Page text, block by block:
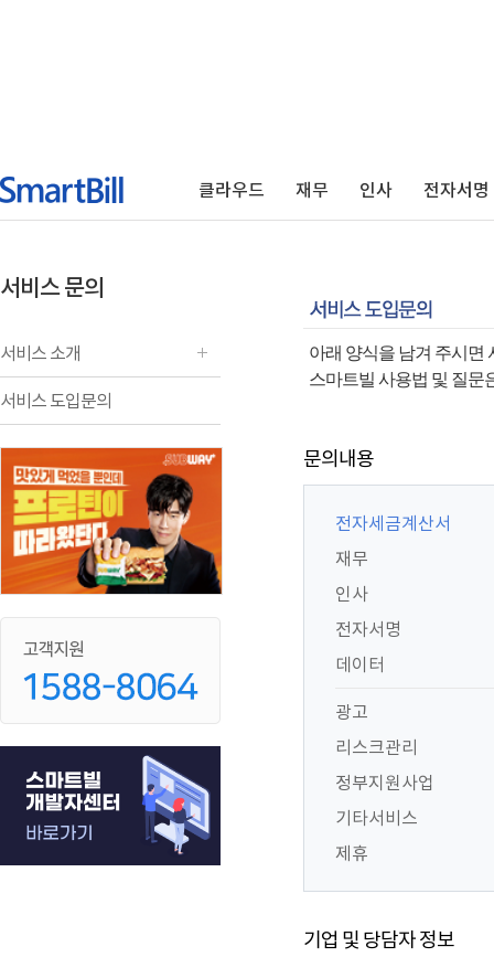
서비스 문의
서비스 소개
서비스 도입문의
클라우드 재무 인사 전자서명
아래 양식을 남겨 주시면
스마트빌 사용법 및 질문
문의내용
전자세금계산서
재무
인사
전자서명
데이터
광고
리스크관리
정부지원사업
기타서비스
제휴
기업 및 당담자 정보